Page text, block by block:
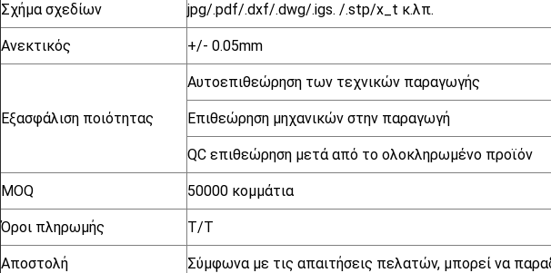
Σχήμα σχεδίων
jpg/.pdf/.dxf/.dwg/.igs. /.stp/x_t κ.λπ.
Ανεκτικός +/- 0.05mm
Εξασφάλιση ποιότητας
Αυτοεπιθεώρηση των τεχνικών παραγωγής
Επιθεώρηση μηχανικών στην παραγωγή
QC επιθεώρηση μετά από το ολοκληρωμένο προϊόν
MOQ 50000 κομμάτια
Όροι πληρωμής T/T
Αποστολή Σύμφωνα με τις απαιτήσεις πελατών, μπορεί να